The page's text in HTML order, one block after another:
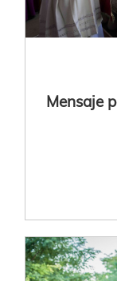
Mensaje